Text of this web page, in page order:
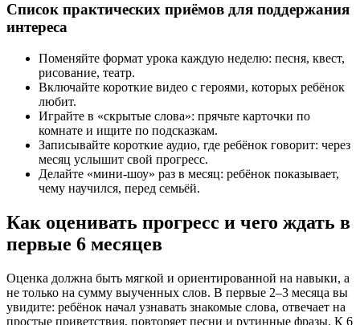
Список практических приёмов для поддержания
интереса
Поменяйте формат урока каждую неделю: песня, квест,
рисование, театр.
Включайте короткие видео с героями, которых ребёнок
любит.
Играйте в «скрытые слова»: прячьте карточки по
комнате и ищите по подсказкам.
Записывайте короткие аудио, где ребёнок говорит: через
месяц услышит свой прогресс.
Делайте «мини‑шоу» раз в месяц: ребёнок показывает,
чему научился, перед семьёй.
Как оценивать прогресс и чего ждать в
первые 6 месяцев
Оценка должна быть мягкой и ориентированной на навыки, а
не только на сумму выученных слов. В первые 2–3 месяца вы
увидите: ребёнок начал узнавать знакомые слова, отвечает на
простые приветствия, повторяет песни и рутинные фразы. К 6